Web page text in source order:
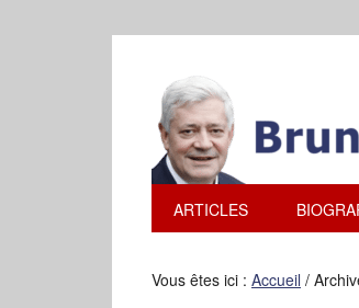
ARTICLES
Vous êtes ici : Accueil /